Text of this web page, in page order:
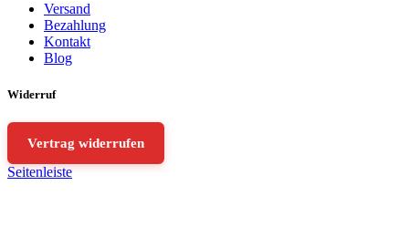
Versand
Bezahlung
Kontakt
Blog
Widerruf
Vertrag widerrufen
Seitenleiste